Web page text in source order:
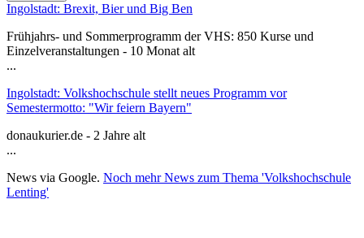
Ingolstadt: Brexit, Bier und Big Ben
Frühjahrs- und Sommerprogramm der VHS: 850 Kurse und
Einzelveranstaltungen - 10 Monat alt
...
Ingolstadt: Volkshochschule stellt neues Programm vor
Semestermotto: "Wir feiern Bayern"
donaukurier.de - 2 Jahre alt
...
News via Google. Noch mehr News zum Thema 'Volkshochschule
Lenting'